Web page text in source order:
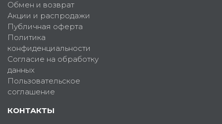
Обмен и возврат
Акции и распродажи
Публичная оферта
Политика
конфиденциальности
Согласие на обработку
данных
Пользовательское
соглашение
КОНТАКТЫ